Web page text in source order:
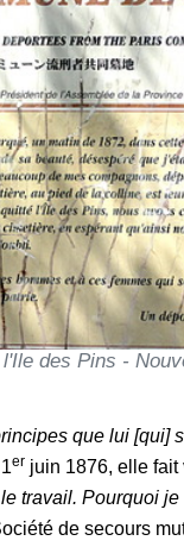
des Pins -
que lui [qui]
er juin 1876, elle fait
travail. Pourquoi
de secours